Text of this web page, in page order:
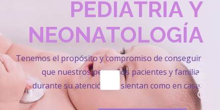
DIATRA S
HUMA NISTAS